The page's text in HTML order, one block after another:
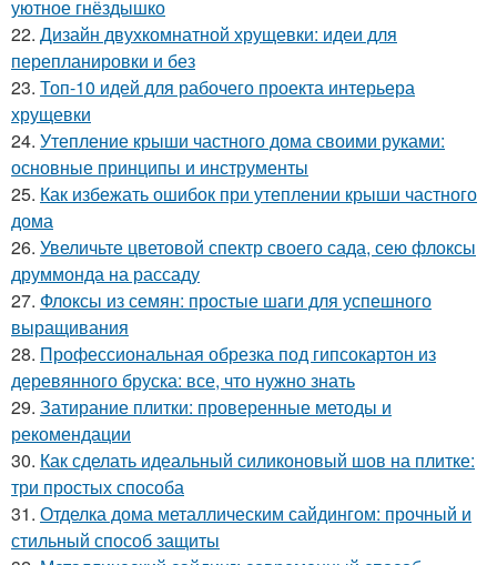
уютное гнёздышко
22. Дизайн двухкомнатной хрущевки: идеи для
перепланировки и без
23. Топ-10 идей для рабочего проекта интерьера
хрущевки
24. Утепление крыши частного дома своими руками:
основные принципы и инструменты
25. Как избежать ошибок при утеплении крыши частного
дома
26. Увеличьте цветовой спектр своего сада, сею флоксы
друммонда на рассаду
27. Флоксы из семян: простые шаги для успешного
выращивания
28. Профессиональная обрезка под гипсокартон из
деревянного бруска: все, что нужно знать
29. Затирание плитки: проверенные методы и
рекомендации
30. Как сделать идеальный силиконовый шов на плитке:
три простых способа
31. Отделка дома металлическим сайдингом: прочный и
стильный способ защиты